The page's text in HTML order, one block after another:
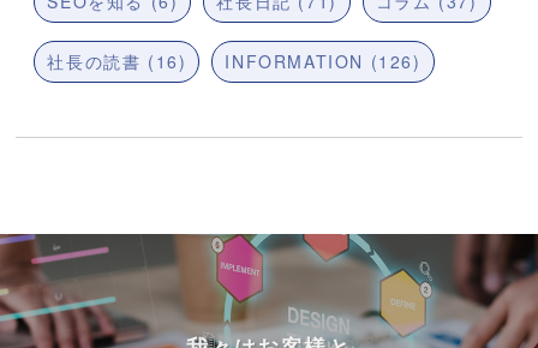
社長の読書 (16) INFORMATION (126)